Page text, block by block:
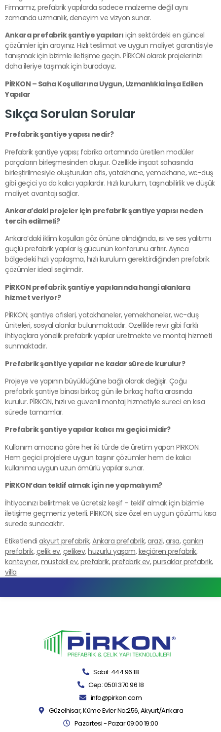
Firmamız, prefabrik yapılarda sadece malzeme değil aynı
zamanda uzmanlık, deneyim ve vizyon sunar.
Ankara prefabrik şantiye yapıları için sektördeki en güncel
çözümler için arayınız. Hızlı teslimat ve uygun maliyet garantisiyle
tanışmak için bizimle iletişime geçin. PİRKON olarak projelerinizi
daha ileriye taşımak için buradayız.
PİRKON – Saha Koşullarına Uygun, Uzmanlıkla İnşa Edilen
Yapılar
Sıkça Sorulan Sorular
Prefabrik şantiye yapısı nedir?
Prefabrik şantiye yapısı; fabrika ortamında üretilen modüler
parçaların birleşmesinden oluşur. Özellikle inşaat sahasında
birleştirilmesiyle oluşturulan ofis, yatakhane, yemekhane, wc-duş
gibi geçici ya da kalıcı yapılardır. Hızlı kurulum, taşınabilirlik ve düşük
maliyet avantajı sağlar.
Ankara’daki projeler için prefabrik şantiye yapısı neden
tercih edilmeli?
Ankara’daki iklim koşulları göz önüne alındığında, ısı ve ses yalıtımı
güçlü prefabrik yapılar iş gücünün konforunu artırır. Ayrıca
bölgedeki hızlı yapılaşma, hızlı kurulum gerektirdiğinden prefabrik
çözümler ideal seçimdir.
PİRKON prefabrik şantiye yapılarında hangi alanlara
hizmet veriyor?
PİRKON; şantiye ofisleri, yatakhaneler, yemekhaneler, wc-duş
üniteleri, sosyal alanlar bulunmaktadır. Özellikle revir gibi farklı
ihtiyaçlara yönelik prefabrik yapılar üretmekte ve montaj hizmeti
sunmaktadır.
Prefabrik şantiye yapılar ne kadar sürede kurulur?
Projeye ve yapının büyüklüğüne bağlı olarak değişir. Çoğu
prefabrik şantiye binası birkaç gün ile birkaç hafta arasında
kurulur. PİRKON, hızlı ve güvenli montaj hizmetiyle süreci en kısa
sürede tamamlar.
Prefabrik şantiye yapılar kalıcı mı geçici midir?
Kullanım amacına göre her iki türde de üretim yapan PİRKON.
Hem geçici projelere uygun taşınır çözümler hem de kalıcı
kullanıma uygun uzun ömürlü yapılar sunar.
PİRKON’dan teklif almak için ne yapmalıyım?
İhtiyacınızı belirtmek ve ücretsiz keşif – teklif almak için bizimle
iletişime geçmeniz yeterli. PİRKON, size özel en uygun çözümü kısa
sürede sunacaktır.
Etiketlendi akyurt prefabrik,Ankara prefabrik,arazi,arsa,çankırı
prefabrik,çelik ev,çelikev,huzurlu yaşam,keçiören prefabrik,
konteyner,müstakil ev,prefabrik,prefabrik ev,pursaklar prefabrik,
villa
Sabit: 444 96 18
Cep: 0501 370 96 18
info@pirkon.com
Güzelhisar, Küme Evler No:256, Akyurt/Ankara
Pazartesi - Pazar 09:00 19:00